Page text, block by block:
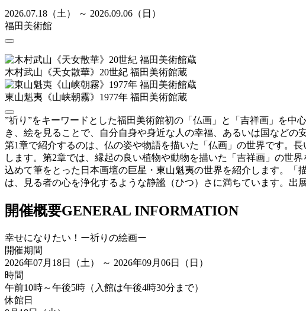
2026.07.18（土） ～ 2026.09.06（日）
福田美術館
木村武山《天女散華》20世紀 福田美術館蔵
東山魁夷《山峡朝霧》1977年 福田美術館蔵
”祈り”をキーワードとした福田美術館初の「仏画」と「吉祥画」を
き、絵を見ることで、自分自身や身近な人の幸福、あるいは国などの
第1章で紹介するのは、仏の姿や物語を描いた「仏画」の世界です。
します。第2章では、縁起の良い植物や動物を描いた「吉祥画」の世
込めて筆をとった日本画壇の巨星・東山魁夷の世界を紹介します。
は、見る者の心を浄化するような静謐（ひつ）さに満ちています。出
開催概要GENERAL INFORMATION
幸せになりたい！ー祈りの絵画ー
開催期間
2026年07月18日（土） ～ 2026年09月06日（日）
時間
午前10時～午後5時（入館は午後4時30分まで）
休館日